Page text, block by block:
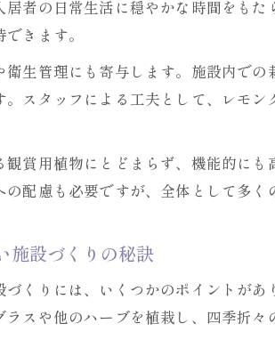
レモングラスを軸
レモングラス発想
レモングラスで実
満足度向上に直結
レモングラスで理
理学療法士と連携
レモングラスが重
者の日常生活に穏やかな時間をも
きます。
生管理にも寄与します。施設内で
スタッフによる工夫として、レモ
観賞用植物にとどまらず、機能的に
配慮も必要ですが、全体として多く
施設づくりの秘訣
くりには、いくつかのポイントが
ラスや他のハーブを植栽し、四季折
お問い合